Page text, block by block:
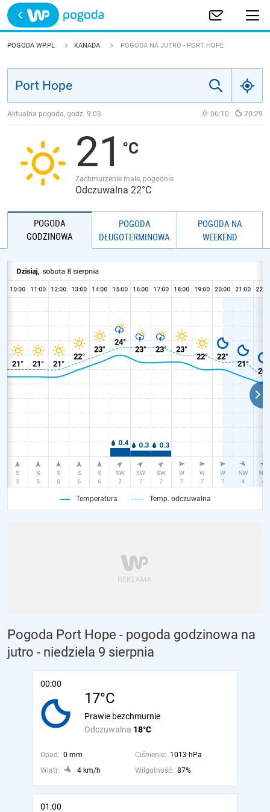
Trwa ładowanie
POLSKA
JAKOŚĆ POWIETRZA
POGODA WP.PL KANADA POGODA NA JUTRO - PORT HOPE
Aktualna pogoda, godz. 9:03 06:10 20:29
21
Zachmurzenie małe, pogodnie
Odczuwalna 22°C
POGODA
GODZINOWA
POGODA
DŁUGOTERMINOWA
POGODA NA
WEEKEND
Temperatura Temp. odczuwalna
Pogoda Port Hope - pogoda godzinowa na
jutro - niedziela 9 sierpnia
00:00
17°C
Odczuwalna 18°C
Prawie bezchmurnie
Opad: 0 mm Ciśnienie: 1013 hPa
Wiatr:
4 km/h Wilgotność: 87%
01:00